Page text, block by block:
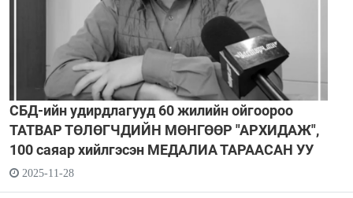
СБД-ийн удирдлагууд 60 жилийн ойгоороо
ТАТВАР ТӨЛӨГЧДИЙН МӨНГӨӨР "АРХИДАЖ",
100 саяар хийлгэсэн МЕДАЛИА ТАРААСАН УУ
2025-11-28